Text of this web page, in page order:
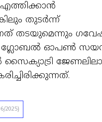
എത്തിക്കാന്‍
തുടര്‍ന്ന്
തടയുമെന്നും
ഗ്ലോബല്‍ ഓപണ്‍
2025)